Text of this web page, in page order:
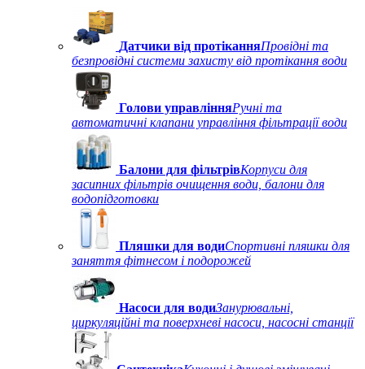
Датчики від протіканняПровідні та
безпровідні системи захисту від протікання води
Голови управлінняРучні та
автоматичні клапани управління фільтрації води
Балони для фільтрівКорпуси для
засипних фільтрів очищення води, балони для
водопідготовки
Пляшки для водиСпортивні пляшки для
заняття фітнесом і подорожей
Насоси для водиЗанурювальні,
циркуляційні та поверхневі насоси, насосні станції